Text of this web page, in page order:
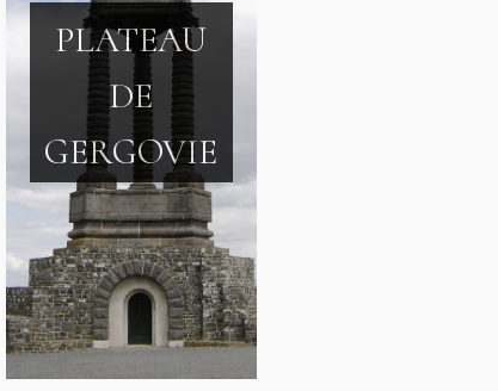
PLATEAU
DE
GERGOVIE